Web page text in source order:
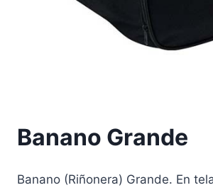
Banano Grande
Banano (Riñonera) Grande. En